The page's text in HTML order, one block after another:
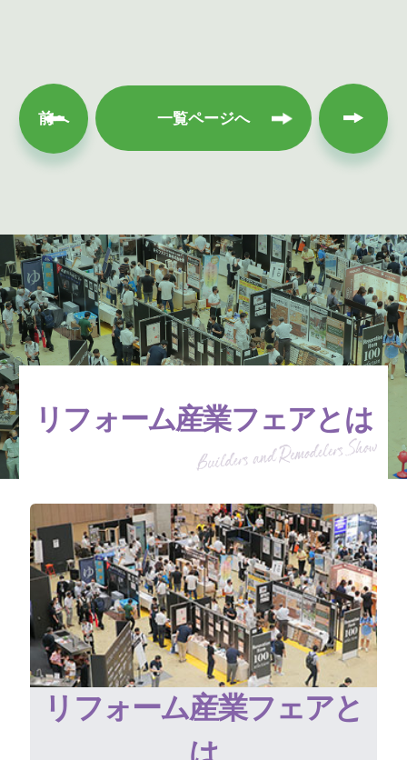
前へ 一覧ページへ
次へ
リフォーム産業フェアとは
リフォーム産業フェアと